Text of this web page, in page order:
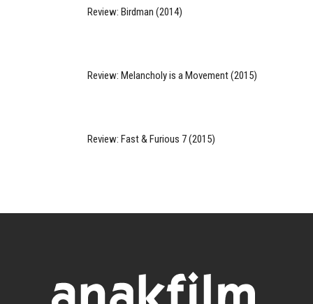
Review: Birdman (2014)
Review: Melancholy is a Movement (2015)
Review: Fast & Furious 7 (2015)